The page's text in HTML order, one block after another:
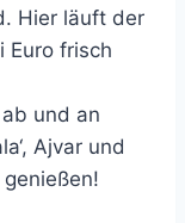
Hier läuft der
Euro frisch
und an
Ajvar und